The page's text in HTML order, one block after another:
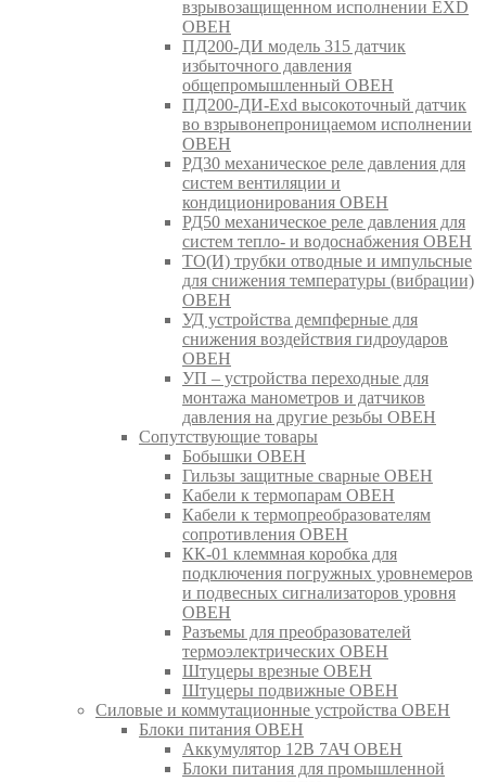
взрывозащищенном исполнении EXD
ОВЕН
ПД200-ДИ модель 315 датчик
избыточного давления
общепромышленный ОВЕН
ПД200-ДИ-Exd высокоточный датчик
во взрывонепроницаемом исполнении
ОВЕН
РД30 механическое реле давления для
систем вентиляции и
кондиционирования ОВЕН
РД50 механическое реле давления для
систем тепло- и водоснабжения ОВЕН
ТО(И) трубки отводные и импульсные
для снижения температуры (вибрации)
ОВЕН
УД устройства демпферные для
снижения воздействия гидроударов
ОВЕН
УП – устройства переходные для
монтажа манометров и датчиков
давления на другие резьбы ОВЕН
Сопутствующие товары
Бобышки ОВЕН
Гильзы защитные сварные ОВЕН
Кабели к термопарам ОВЕН
Кабели к термопреобразователям
сопротивления ОВЕН
КК-01 клеммная коробка для
подключения погружных уровнемеров
и подвесных сигнализаторов уровня
ОВЕН
Разъемы для преобразователей
термоэлектрических ОВЕН
Штуцеры врезные ОВЕН
Штуцеры подвижные ОВЕН
Силовые и коммутационные устройства ОВЕН
Блоки питания ОВЕН
Аккумулятор 12В 7АЧ ОВЕН
Блоки питания для промышленной